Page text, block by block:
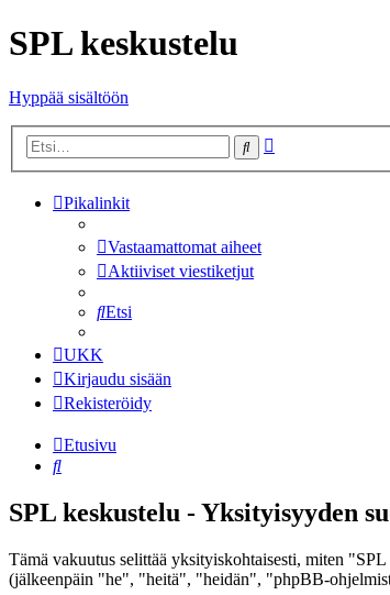
SPL keskustelu
Hyppää sisältöön
Etsi
Pikalinkit
Vastaamattomat aiheet
Aktiiviset viestiketjut
Etsi
UKK
Kirjaudu sisään
Rekisteröidy
Etusivu
Etsi
SPL keskustelu - Yksityisyyden
Tämä vakuutus selittää yksityiskohtaisesti, miten
(jälkeenpäin "he", "heitä", "heidän", "phpBB-